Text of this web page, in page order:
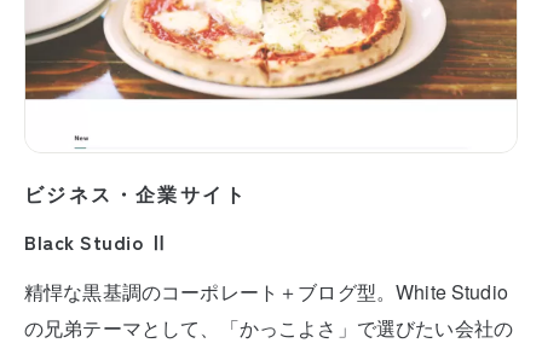
ビジネス・企業サイト
Black Studio Ⅱ
精悍な黒基調のコーポレート＋ブログ型。White Studio
の兄弟テーマとして、「かっこよさ」で選びたい会社の